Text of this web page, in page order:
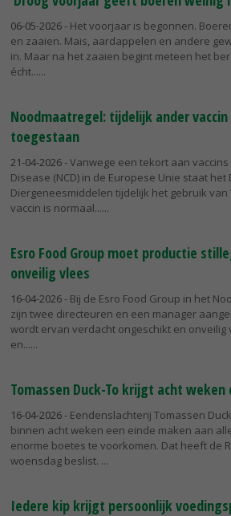
06-05-2026- Het voorjaar is begonnen.
en zaaien. Mais, aardappelen en andere
in. Maar na het zaaien begint meteen het
écht...
Noodmaatregel: tijdelijk ander vaccin
toegestaan
21-04-2026- Vanwege een tekort aan
Disease (NCD) in de Europese Unie staat het
Diergeneesmiddelen tijdelijk het gebruik van
vaccin is normaal...
Esro Food Group moet productie
onveilig vlees
16-04-2026- Bij de Esro Food Group in het
zijn twee directeuren en een manager
wordt ervan verdacht ongeschikt en
en...
Tomassen Duck-To krijgt acht
16-04-2026- Eendenslachterij Tomassen
binnen acht weken een einde maken aan
enorme boetes te voorkomen. Dat heeft de
woensdag beslist.
Iedere kip krijgt persoonlijk